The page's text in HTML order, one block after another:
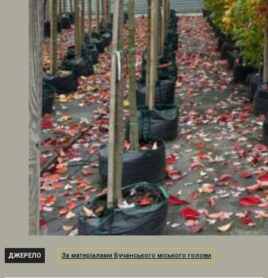
ДЖЕРЕЛО За матеріалами Бучанського міського голови